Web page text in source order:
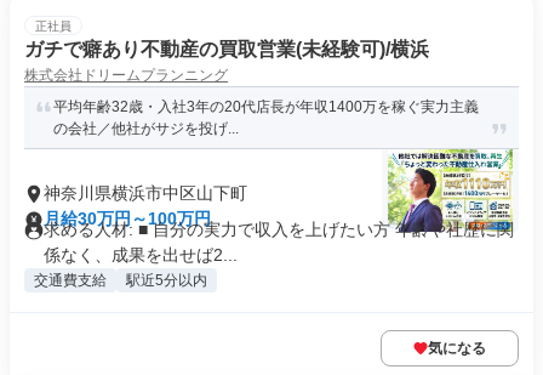
正社員
ガチで癖あり不動産の買取営業(未経験可)/横浜
株式会社ドリームプランニング
平均年齢32歳・入社3年の20代店長が年収1400万を稼ぐ実力主義
の会社／他社がサジを投げ...
神奈川県横浜市中区山下町
月給30万円～100万円
求める人材: ■ 自分の実力で収入を上げたい方 年齢や社歴に関
係なく、成果を出せば2...
交通費支給 駅近5分以内
気になる